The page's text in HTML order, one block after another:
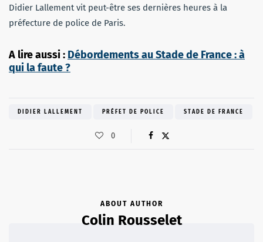
Didier Lallement vit peut-être ses dernières heures à la
préfecture de police de Paris.
A lire aussi : Débordements au Stade de France : à
qui la faute ?
DIDIER LALLEMENT PRÉFET DE POLICE STADE DE FRANCE
0
ABOUT AUTHOR
Colin Rousselet